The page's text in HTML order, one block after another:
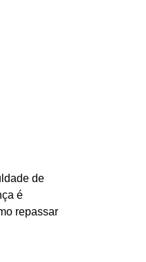
de
é
repassar